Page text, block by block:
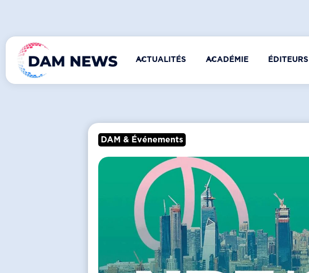
ACTUALITÉS ACADÉMIE ÉDITEURS
DAM & Événements